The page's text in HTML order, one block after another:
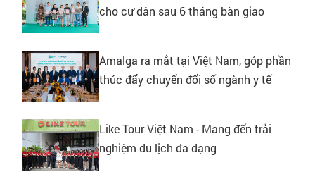
cho cư dân sau 6 tháng bàn giao
Amalga ra mắt tại Việt Nam, góp phần
thúc đẩy chuyển đổi số ngành y tế
Like Tour Việt Nam - Mang đến trải
nghiệm du lịch đa dạng